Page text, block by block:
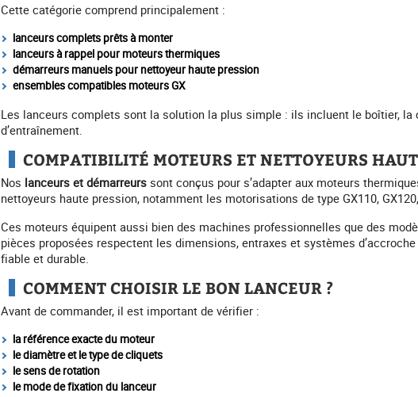
Cette catégorie comprend principalement :
lanceurs complets prêts à monter
lanceurs à rappel pour moteurs thermiques
démarreurs manuels pour nettoyeur haute pression
ensembles compatibles moteurs GX
Les lanceurs complets sont la solution la plus simple : ils incluent le boîtier, la
d’entraînement.
COMPATIBILITÉ MOTEURS ET NETTOYEURS
Nos lanceurs et démarreurssont conçus pour s’adapter aux moteurs
nettoyeurs haute pression, notamment les motorisations de type GX110,
Ces moteurs équipent aussi bien des machines professionnelles que des
pièces proposées respectent les dimensions, entraxes et systèmes d’accroche
fiable et durable.
COMMENT CHOISIR LE BON LANCEUR ?
Avant de commander, il est important de vérifier :
la référence exacte du moteur
le diamètre et le type de cliquets
le sens de rotation
le mode de fixation du lanceur